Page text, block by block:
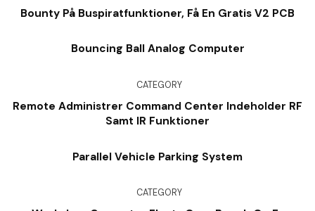
Bounty På Buspiratfunktioner, Få En Gratis V2 PCB
Bouncing Ball Analog Computer
CATEGORY
Remote Administrer Command Center Indeholder RF
Samt IR Funktioner
Parallel Vehicle Parking System
CATEGORY